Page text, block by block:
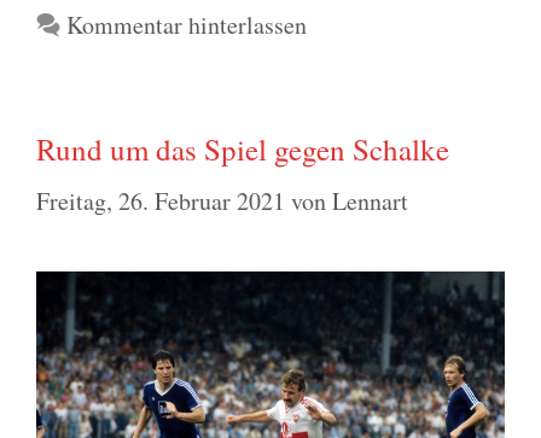
Kommentar hinterlassen
Rund um das Spiel gegen Schalke
Freitag, 26. Februar 2021 vonLennart